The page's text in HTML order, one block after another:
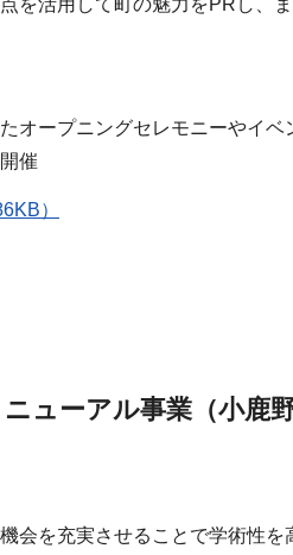
を活用して町の魅力をPRし、
オープニングセレモニーやイ
催
）
ューアル事業（小鹿野
会を充実させることで学術性